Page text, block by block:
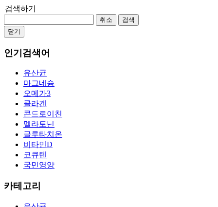
검색하기
취소
검색
닫기
인기검색어
유산균
마그네슘
오메가3
콜라겐
콘드로이친
멜라토닌
글루타치온
비타민D
코큐텐
국민영양
카테고리